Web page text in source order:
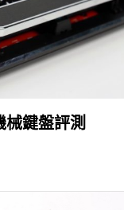
鍵盤評測